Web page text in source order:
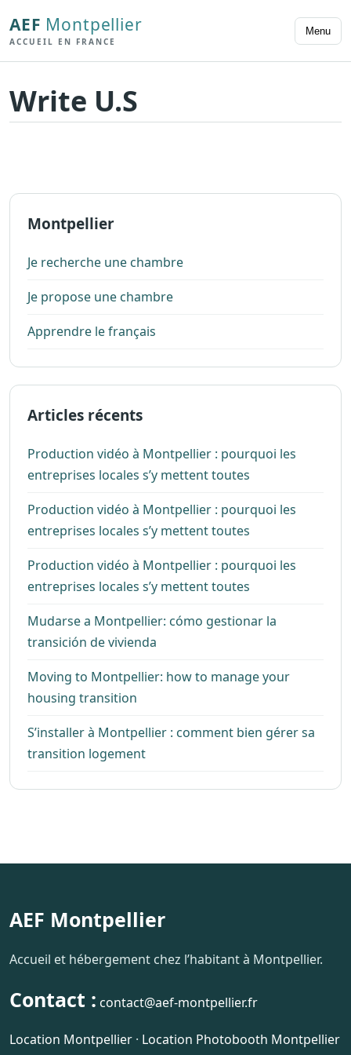
AEF Montpellier
ACCUEIL EN FRANCE
Menu
Write U.S
Montpellier
Je recherche une chambre
Je propose une chambre
Apprendre le français
Articles récents
Production vidéo à Montpellier : pourquoi les
entreprises locales s’y mettent toutes
Production vidéo à Montpellier : pourquoi les
entreprises locales s’y mettent toutes
Production vidéo à Montpellier : pourquoi les
entreprises locales s’y mettent toutes
Mudarse a Montpellier: cómo gestionar la
transición de vivienda
Moving to Montpellier: how to manage your
housing transition
S’installer à Montpellier : comment bien gérer sa
transition logement
AEF Montpellier
Accueil et hébergement chez l’habitant à Montpellier.
Contact : contact@aef-montpellier.fr
Location Montpellier · Location Photobooth Montpellier